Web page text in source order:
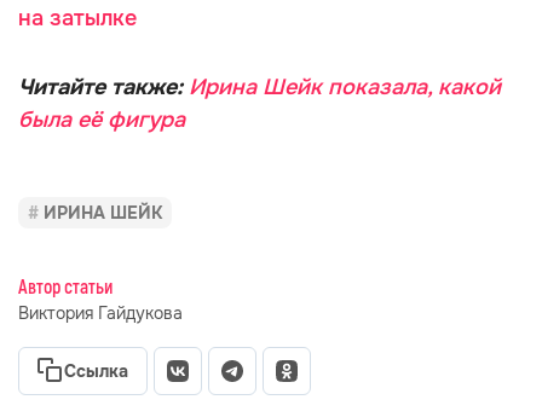
на затылке
Читайте также: Ирина Шейк показала, какой
была её фигура
ИРИНА ШЕЙК
Автор статьи
Виктория Гайдукова
Ссылка